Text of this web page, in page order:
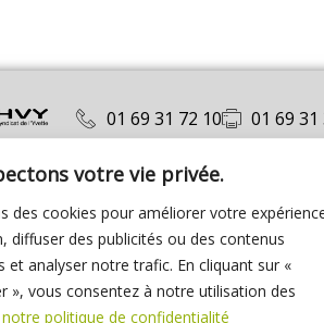
votre vie privée.
des cookies pour améliorer votre
diffuser des publicités ou des contenus
et analyser notre trafic. En cliquant sur «
», vous consentez à notre utilisation des
notre politique de confidentialité
01 69 31 72 10 01 69 31